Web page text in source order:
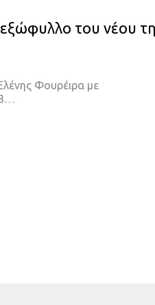
του νέου
Φουρέιρα με
…